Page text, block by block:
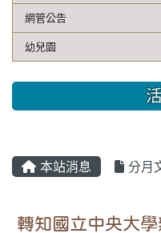
網管公告
幼兒園
本站消息 分月
轉知國立中央大